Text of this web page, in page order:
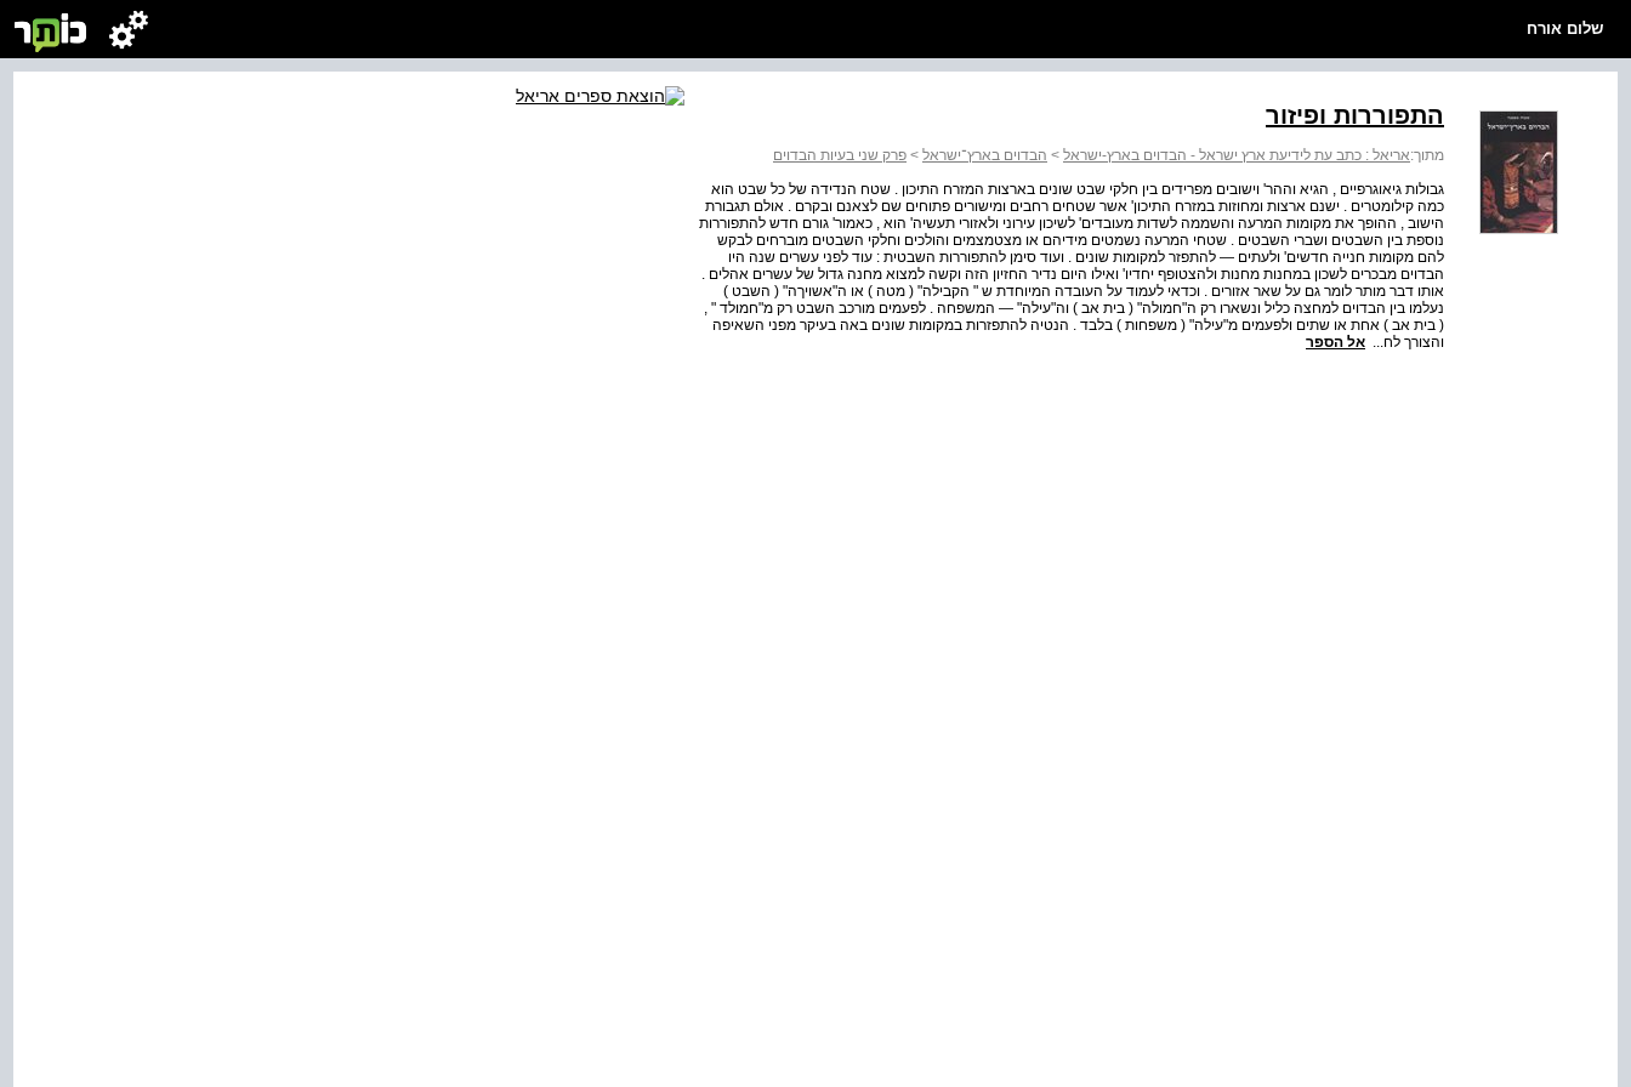
שלום אורח
התפוררות ופיזור
מתוך:אריאל : כתב עת לידיעת ארץ ישראל - הבדוים בארץ-ישראל > הבדוים בארץ־ישראל > פרק שני בעיות הבדוים
גבולות גיאוגרפיים , הגיא וההר' וישובים מפרידים בין חלקי שבט שונים בארצות המזרח התיכון . שטח הנדידה של כל שבט הוא
כמה קילומטרים . ישנם ארצות ומחוזות במזרח התיכון' אשר שטחים רחבים ומישורים פתוחים שם לצאנם ובקרם . אולם תגבורת
הישוב , ההופך את מקומות המרעה והשממה לשדות מעובדים' לשיכון עירוני ולאזורי תעשיה' הוא , כאמור' גורם חדש להתפוררות
נוספת בין השבטים ושברי השבטים . שטחי המרעה נשמטים מידיהם או מצטמצמים והולכים וחלקי השבטים מוברחים לבקש
להם מקומות חנייה חדשים' ולעתים — להתפזר למקומות שונים . ועוד סימן להתפוררות השבטית : עוד לפני עשרים שנה היו
הבדוים מבכרים לשכון במחנות מחנות ולהצטופף יחדיו' ואילו היום נדיר החזיון הזה וקשה למצוא מחנה גדול של עשרים אהלים .
אותו דבר מותר לומר גם על שאר אזורים . וכדאי לעמוד על העובדה המיוחדת ש " הקבילה" ( מטה ) או ה"אשויךה" ( השבט )
נעלמו בין הבדוים למחצה כליל ונשארו רק ה"חמולה" ( בית אב ) וה"עילה" — המשפחה . לפעמים מורכב השבט רק מ"חמולד " ,
( בית אב ) אחת או שתים ולפעמים מ"עילה" ( משפחות ) בלבד . הנטיה להתפזרות במקומות שונים באה בעיקר מפני השאיפה
והצורך לח... אל הספר